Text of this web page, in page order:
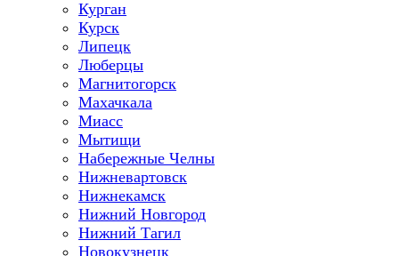
Курган
Курск
Липецк
Люберцы
Магнитогорск
Махачкала
Миасс
Мытищи
Набережные Челны
Нижневартовск
Нижнекамск
Нижний Новгород
Нижний Тагил
Новокузнецк